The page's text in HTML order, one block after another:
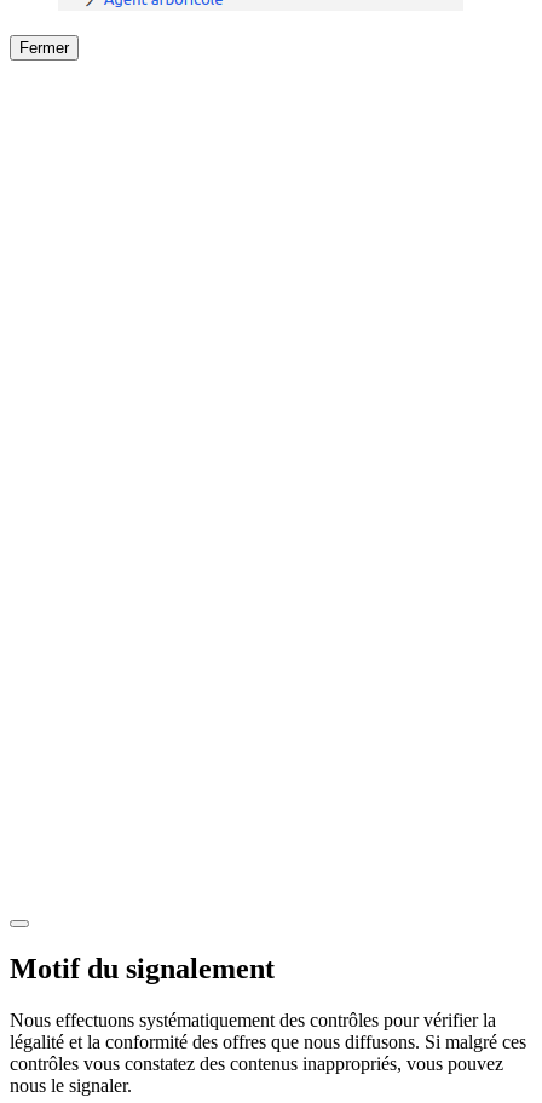
Fermer
Motif du signalement
Nous effectuons systématiquement des contrôles pour vérifier la
légalité et la conformité des offres que nous diffusons. Si malgré ces
contrôles vous constatez des contenus inappropriés, vous pouvez
nous le signaler.